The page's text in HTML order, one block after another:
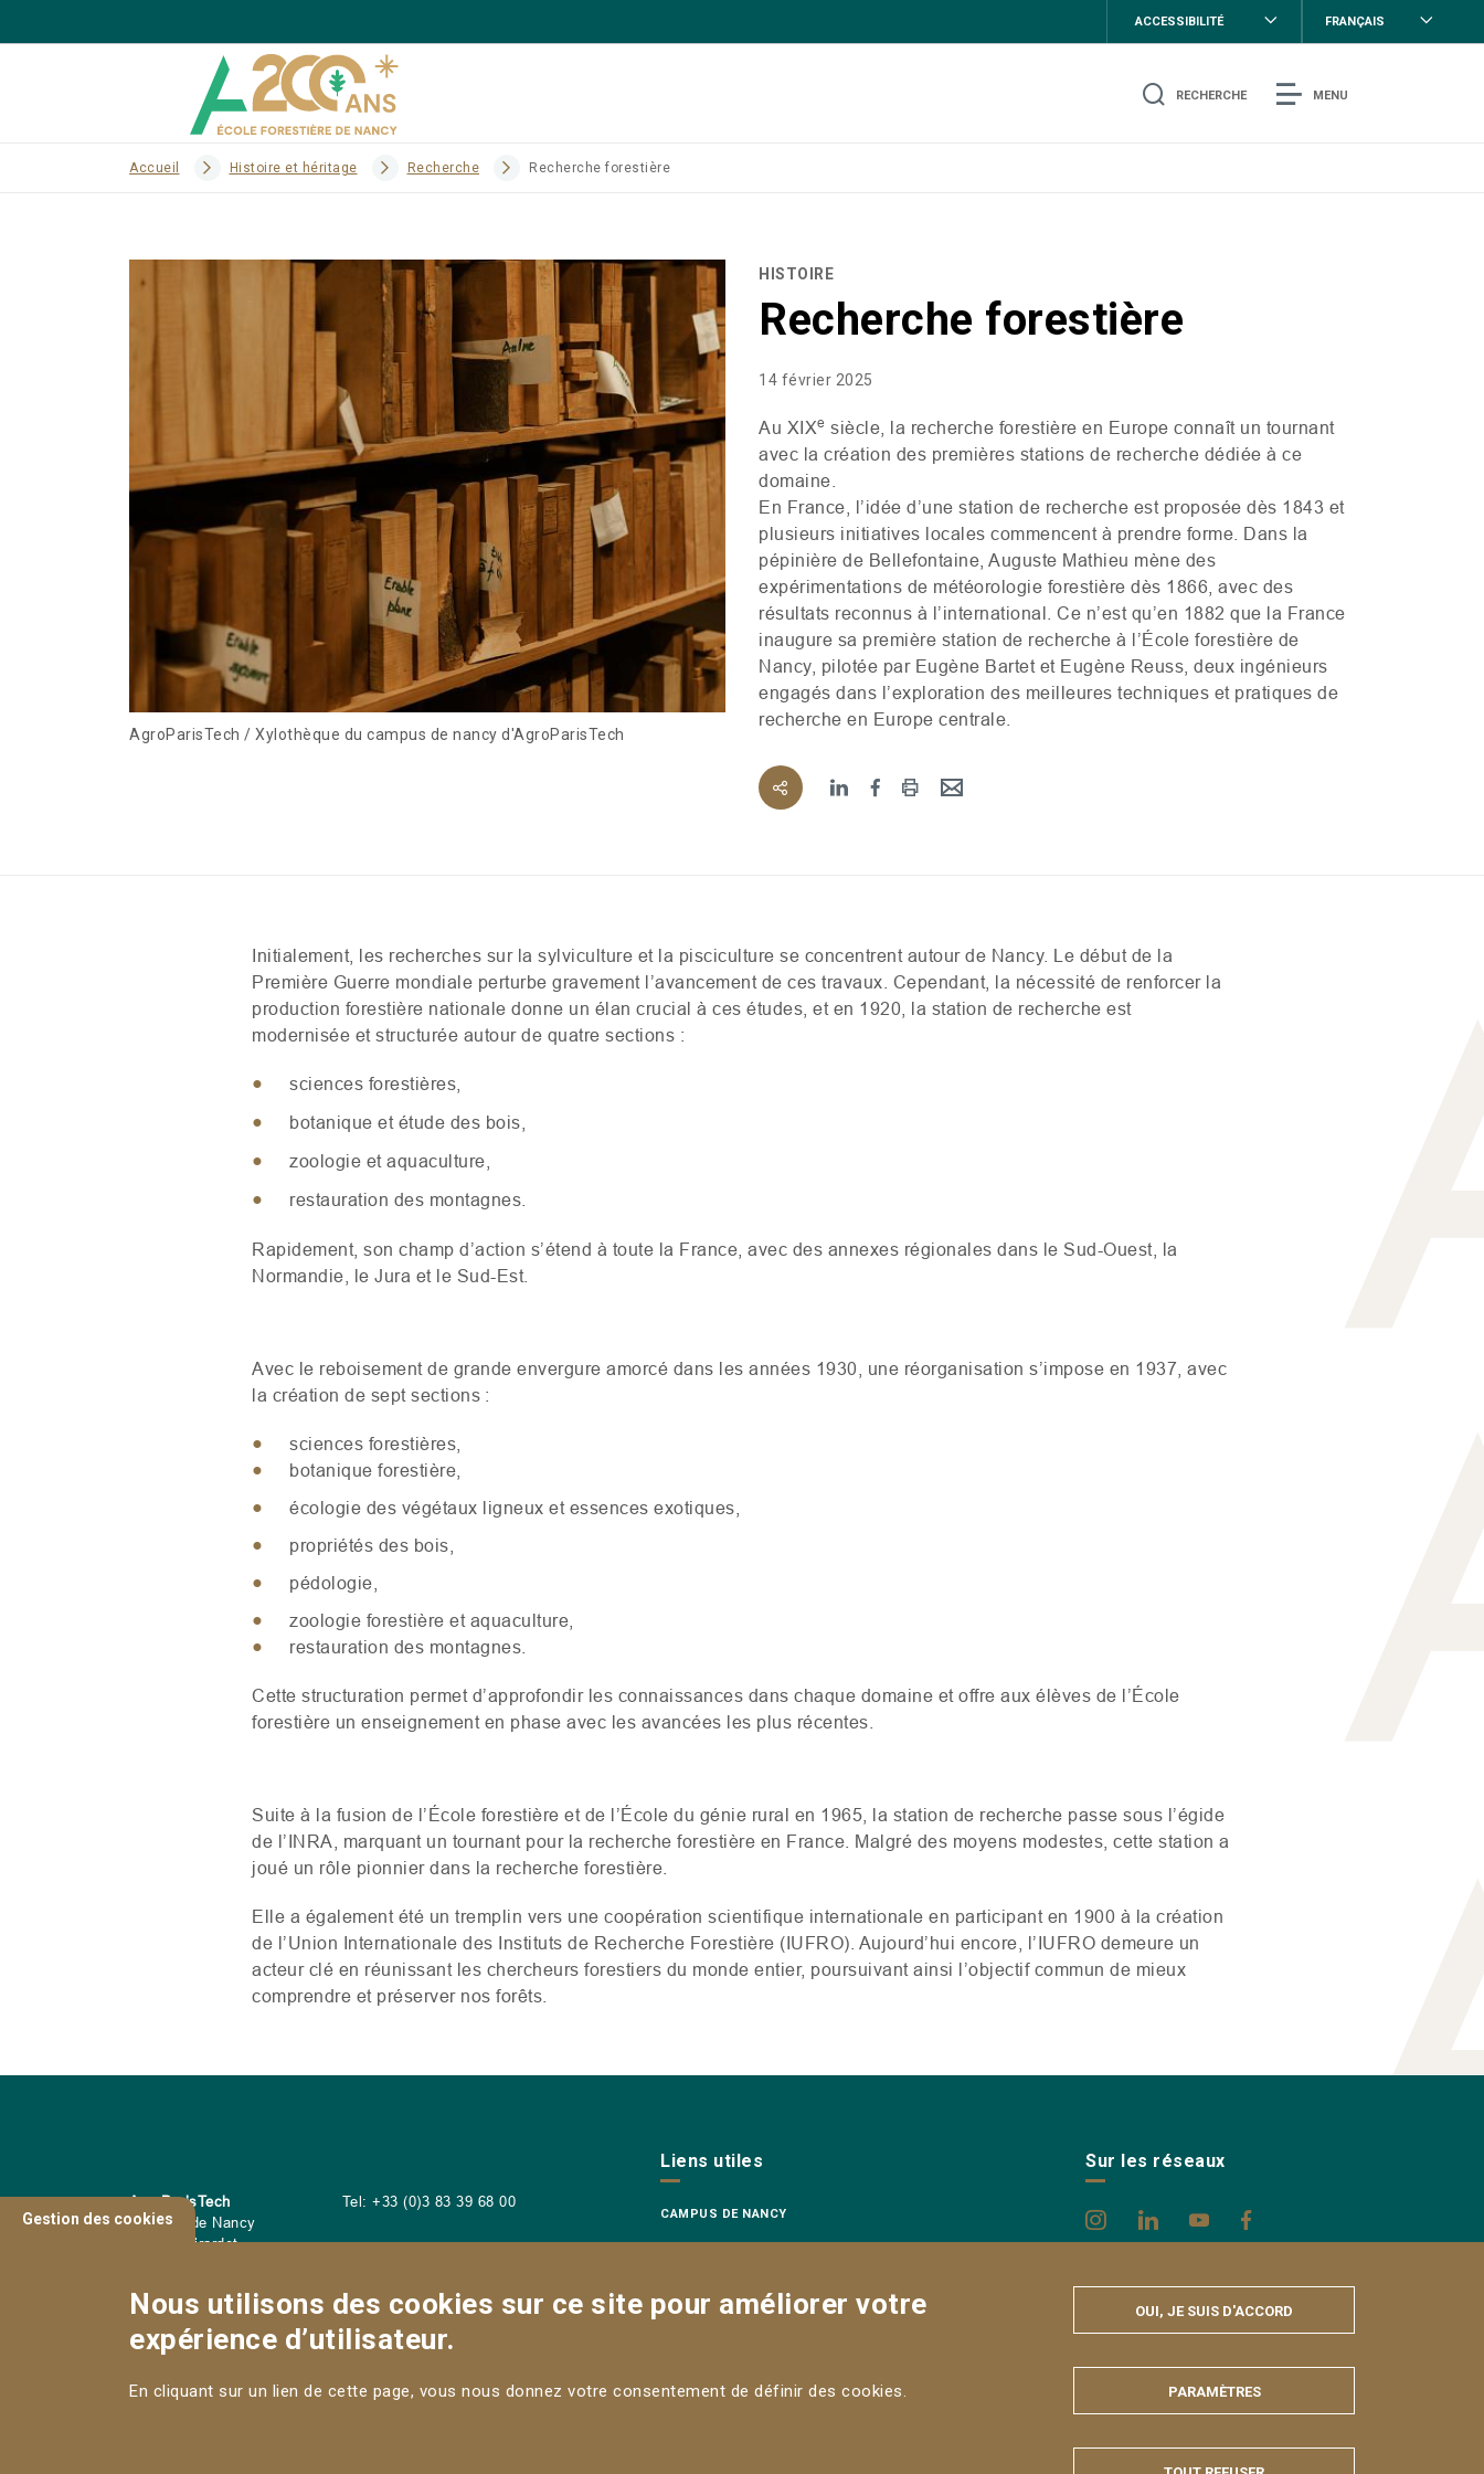
ACCESSIBILITÉ FRANÇAIS
RECHERCHE MENU
Accueil Histoire et héritage Recherche Recherche forestière
AgroParisTech / Xylothèque du campus de nancy d'AgroParisTech
HISTOIRE
Recherche forestière
14 février 2025
Au XIXe siècle, la recherche forestière en Europe connaît un tournant
avec la création des premières stations de recherche dédiée à ce
domaine
En France, l’idée d’une station de recherche est proposée dès 1843 et
plusieurs initiatives locales commencent à prendre forme. Dans la
pépinière de Bellefontaine, Auguste Mathieu mène des
expérimentations de météorologie forestière dès 1866, avec des
résultats reconnus à l’international. Ce n’est qu’en 1882 que la France
inaugure sa première station de recherche à l’École forestière de
Nancy, pilotée par Eugène Bartet et Eugène Reuss, deux ingénieurs
engagés dans l’exploration des meilleures techniques et pratiques de
recherche en Europe centrale.
Initialement, les recherches sur la sylviculture et la pisciculture se concentrent autour de Nancy. Le début de la
Première Guerre mondiale perturbe gravement l’avancement de ces travaux. Cependant, la nécessité de renforcer la
production forestière nationale donne un élan crucial à ces études, et en 1920, la station de recherche est
modernisée et structurée autour de quatre sections :
sciences forestières,
botanique et étude des bois,
zoologie et aquaculture,
restauration des montagnes.
Rapidement, son champ d’action s’étend à toute la France, avec des annexes régionales dans le Sud-Ouest, la
Normandie, le Jura et le Sud-Est.
Avec le reboisement de grande envergure amorcé dans les années 1930, une réorganisation s’impose en 1937, avec
la création de sept sections :
sciences forestières,
botanique forestière,
écologie des végétaux ligneux et essences exotiques,
propriétés des bois,
pédologie,
zoologie forestière et aquaculture,
restauration des montagnes.
Cette structuration permet d’approfondir les connaissances dans chaque domaine et offre aux élèves de l’École
forestière un enseignement en phase avec les avancées les plus récentes.
Suite à la fusion de l’École forestière et de l’École du génie rural en 1965, la station de recherche passe sous l’égide
de l’INRA , marquant un tournant pour la recherche forestière en France. Malgré des moyens modestes, cette station a
joué un rôle pionnier dans la recherche forestière.
Elle a également été un tremplin vers une coopération scientifique internationale en participant en 1900 à la création
de l’Union Internationale des Instituts de Recherche Forestière (IUFRO). Aujourd’hui encore, l’IUFRO demeure un
acteur clé en réunissant les chercheurs forestiers du monde entier, poursuivant ainsi l’objectif commun de mieux
comprendre et préserver nos forêts.
AgroParisTech
Campus de Nancy
14 Rue Girardet
Tel: +33 (0)3 83 39 68 00
CONTACT
Liens utiles
CAMPUS DE NANCY
Sur les réseaux
Gestion des cookies
Nous utilisons des cookies sur ce site pour améliorer votre
expérience d’utilisateur.
En cliquant sur un lien de cette page, vous nous donnez votre consentement de définir des cookies.
OUI, JE SUIS D'ACCORD
MASQUER
PARAMÈTRES